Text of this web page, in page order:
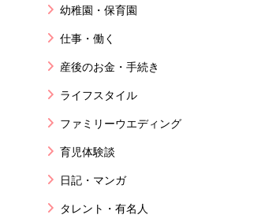
幼稚園・保育園
仕事・働く
産後のお金・手続き
ライフスタイル
ファミリーウエディング
育児体験談
日記・マンガ
タレント・有名人